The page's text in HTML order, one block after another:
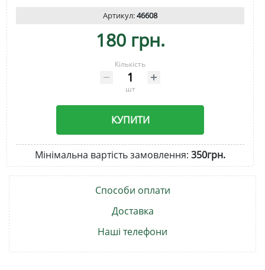
Артикул:46608
180 грн.
Кількість
шт
КУПИТИ
Мінімальна вартість замовлення: 350грн.
Способи оплати
Доставка
Наші телефони